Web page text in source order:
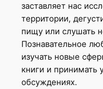
заставляет нас
территории,
пищу или слушать
Познавательное
изучать новые
книги и принимать
обсуждениях.